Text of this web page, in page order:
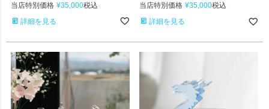
当店特別価格 ¥35,000税込
詳細を見る
当店特別価格 ¥35,000税込
詳細を見る